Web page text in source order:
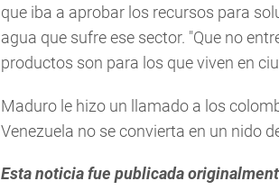
que iba a aprobar los recursos para
agua que sufre ese sector. "Que no
productos son para los que viven en
Maduro le hizo un llamado a los
Venezuela no se convierta en un nido
Esta noticia fue publicada